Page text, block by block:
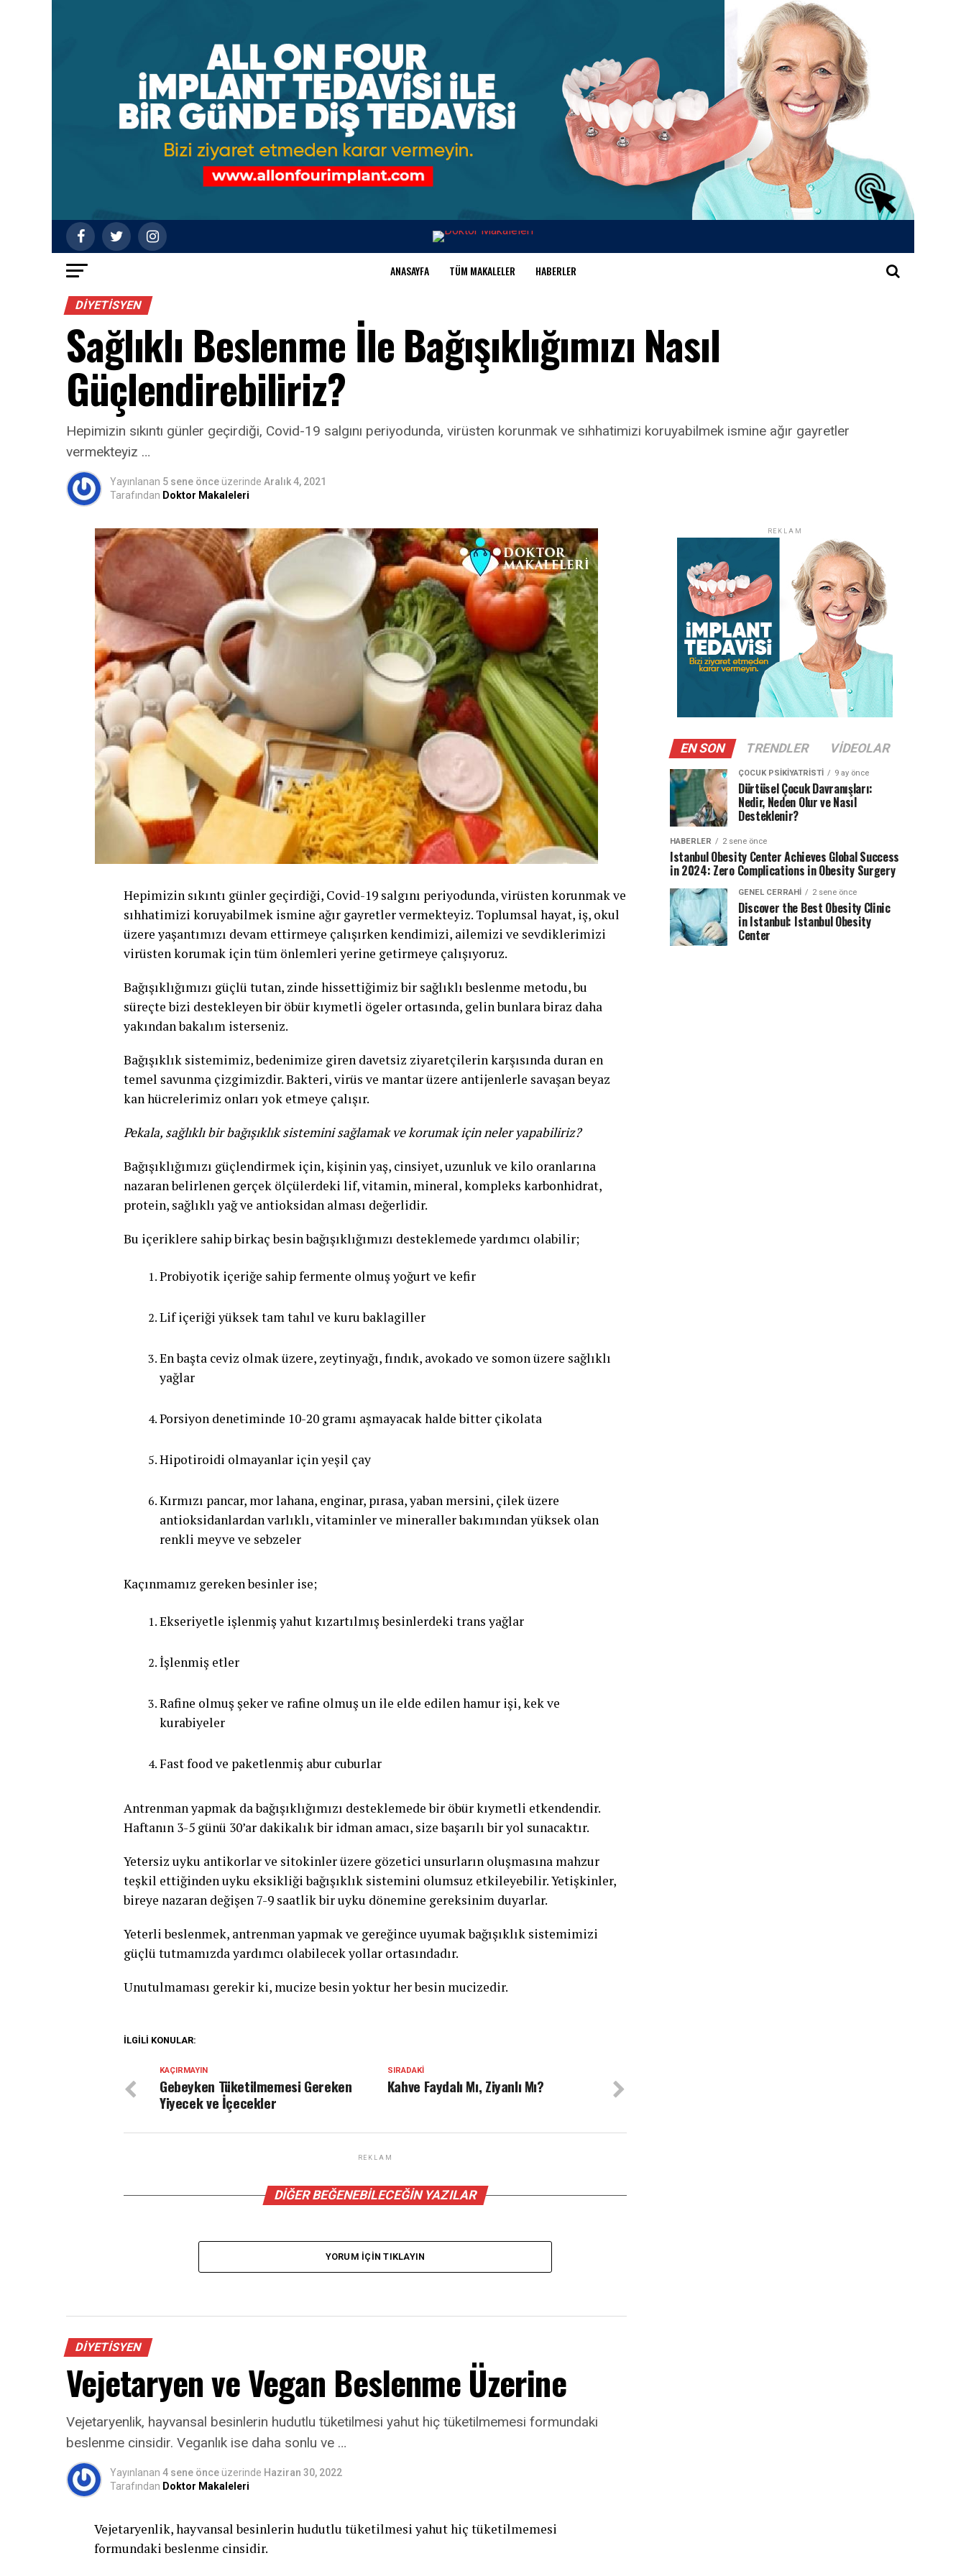
ANASAYFA TÜM MAKALELER HABERLER
DIYETISYEN
Sağlıklı Beslenme İle Bağışıklığımızı Nasıl
Güçlendirebiliriz?
Hepimizin sıkıntı günler geçirdiği, Covid-19 salgını periyodunda, virüsten korunmak ve sıhhatimizi koruyabilmek ismine ağır gayretler
vermekteyiz …
Yayınlanan 5 sene önce üzerinde Aralık 4, 2021
Tarafından Doktor Makaleleri
Hepimizin sıkıntı günler geçirdiği, Covid-19 salgını periyodunda, virüsten korunmak ve
sıhhatimizi koruyabilmek ismine ağır gayretler vermekteyiz. Toplumsal hayat, iş, okul
üzere yaşantımızı devam ettirmeye çalışırken kendimizi, ailemizi ve sevdiklerimizi
virüsten korumak için tüm önlemleri yerine getirmeye çalışıyoruz.
Bağışıklığımızı güçlü tutan, zinde hissettiğimiz bir sağlıklı beslenme metodu, bu
süreçte bizi destekleyen bir öbür kıymetli ögeler ortasında, gelin bunlara biraz daha
yakından bakalım isterseniz.
Bağışıklık sistemimiz, bedenimize giren davetsiz ziyaretçilerin karşısında duran en
temel savunma çizgimizdir. Bakteri, virüs ve mantar üzere antijenlerle savaşan beyaz
kan hücrelerimiz onları yok etmeye çalışır.
Pekala, sağlıklı bir bağışıklık sistemini sağlamak ve korumak için neler yapabiliriz?
Bağışıklığımızı güçlendirmek için, kişinin yaş, cinsiyet, uzunluk ve kilo oranlarına
nazaran belirlenen gerçek ölçülerdeki lif, vitamin, mineral, kompleks karbonhidrat,
protein, sağlıklı yağ ve antioksidan alması değerlidir.
Bu içeriklere sahip birkaç besin bağışıklığımızı desteklemede yardımcı olabilir;
Probiyotik içeriğe sahip fermente olmuş yoğurt ve kefir
Lif içeriği yüksek tam tahıl ve kuru baklagiller
En başta ceviz olmak üzere, zeytinyağı, fındık, avokado ve somon üzere sağlıklı
yağlar
Porsiyon denetiminde 10-20 gramı aşmayacak halde bitter çikolata
Hipotiroidi olmayanlar için yeşil çay
Kırmızı pancar, mor lahana, enginar, pırasa, yaban mersini, çilek üzere
antioksidanlardan varlıklı, vitaminler ve mineraller bakımından yüksek olan
renkli meyve ve sebzeler
Kaçınmamız gereken besinler ise;
Ekseriyetle işlenmiş yahut kızartılmış besinlerdeki trans yağlar
İşlenmiş etler
Rafine olmuş şeker ve rafine olmuş un ile elde edilen hamur işi, kek ve
kurabiyeler
Fast food ve paketlenmiş abur cuburlar
Antrenman yapmak da bağışıklığımızı desteklemede bir öbür kıymetli etkendendir.
Haftanın 3-5 günü 30’ar dakikalık bir idman amacı, size başarılı bir yol sunacaktır.
Yetersiz uyku antikorlar ve sitokinler üzere gözetici unsurların oluşmasına mahzur
teşkil ettiğinden uyku eksikliği bağışıklık sistemini olumsuz etkileyebilir. Yetişkinler,
bireye nazaran değişen 7-9 saatlik bir uyku dönemine gereksinim duyarlar.
Yeterli beslenmek, antrenman yapmak ve gereğince uyumak bağışıklık sistemimizi
güçlü tutmamızda yardımcı olabilecek yollar ortasındadır.
Unutulmaması gerekir ki, mucize besin yoktur her besin mucizedir.
İLGILI KONULAR:
SIRADAKI
Kahve Faydalı Mı, Ziyanlı Mı?
KAÇIRMAYIN
Gebeyken Tüketilmemesi Gereken
Yiyecek ve İçecekler
REKLAM
DIĞER BEĞENEBILECEĞIN YAZILAR
YORUM İÇIN TIKLAYIN
DIYETISYEN
Vejetaryen ve Vegan Beslenme Üzerine
Vejetaryenlik, hayvansal besinlerin hudutlu tüketilmesi yahut hiç tüketilmemesi formundaki
beslenme cinsidir. Veganlık ise daha sonlu ve …
Yayınlanan 4 sene önce üzerinde Haziran 30, 2022
Tarafından Doktor Makaleleri
Vejetaryenlik, hayvansal besinlerin hudutlu tüketilmesi yahut hiç tüketilmemesi
formundaki beslenme cinsidir.
REKLAM
EN SON TRENDLER VIDEOLAR
ÇOCUK PSIKIYATRISTI 9 ay önce
Dürtüsel Çocuk Davranışları:
Nedir, Neden Olur ve Nasıl
Desteklenir?
HABERLER 2 sene önce
Istanbul Obesity Center Achieves Global Success
in 2024: Zero Complications in Obesity Surgery
GENEL CERRAHI 2 sene önce
Discover the Best Obesity Clinic
in Istanbul: Istanbul Obesity
Center